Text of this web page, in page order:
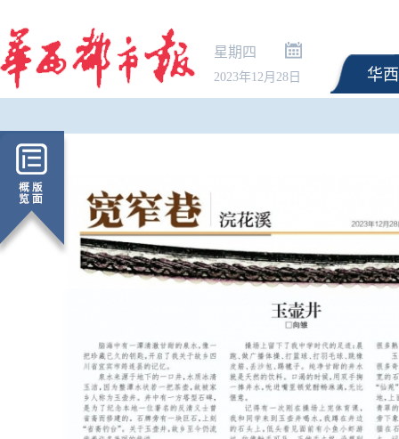
星期四
2023年12月28日 华
央救灾物资